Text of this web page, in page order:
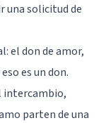
una solicitud de
el don de amor,
es un don.
intercambio,
parten de una